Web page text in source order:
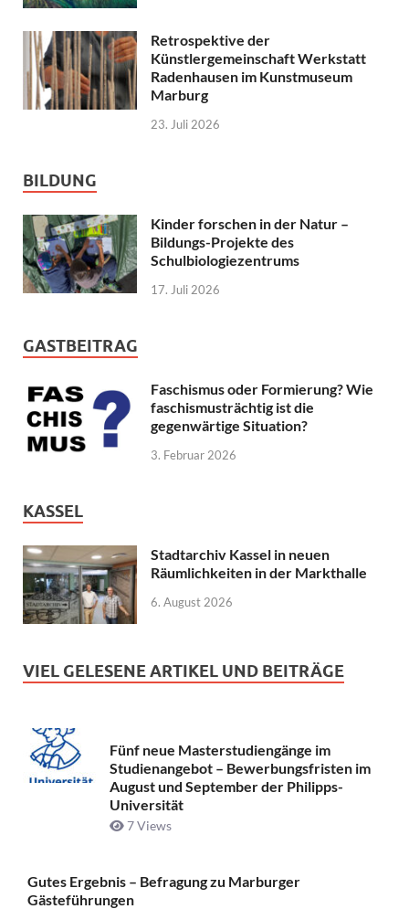
Retrospektive der
Künstlergemeinschaft Werkstatt
Radenhausen im Kunstmuseum
Marburg
23. Juli 2026
BILDUNG
Kinder forschen in der Natur –
Bildungs-Projekte des
Schulbiologiezentrums
17. Juli 2026
GASTBEITRAG
Faschismus oder Formierung? Wie
faschismusträchtig ist die
gegenwärtige Situation?
3. Februar 2026
KASSEL
Stadtarchiv Kassel in neuen
Räumlichkeiten in der Markthalle
6. August 2026
VIEL GELESENE ARTIKEL UND BEITRÄGE
Fünf neue Masterstudiengänge im
Studienangebot – Bewerbungsfristen im
August und September der Philipps-
Universität
7 Views
Gutes Ergebnis – Befragung zu Marburger
Gästeführungen